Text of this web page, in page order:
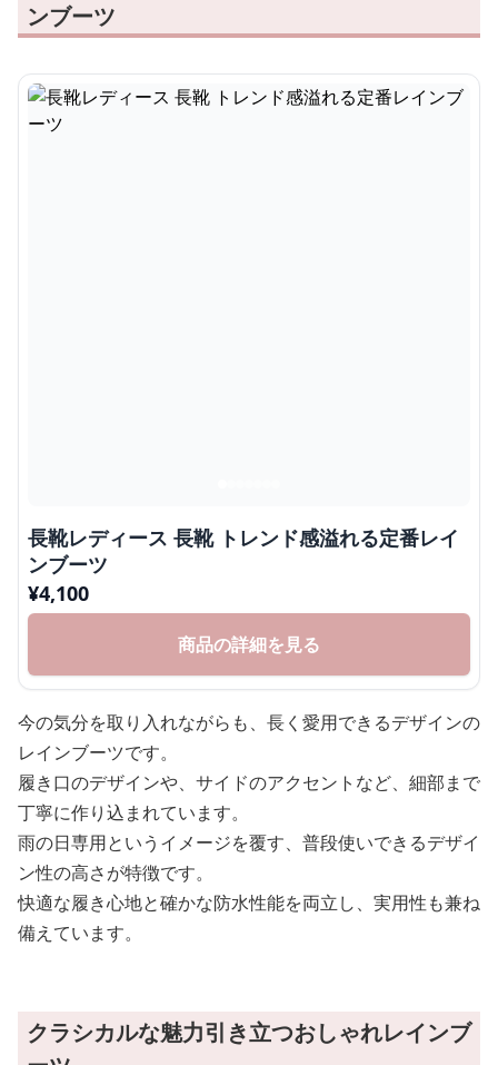
ンブーツ
長靴レディース 長靴 トレンド感溢れる定番レイ
ンブーツ
¥4,100
商品の詳細を見る
今の気分を取り入れながらも、長く愛用できるデザインの
レインブーツです。
履き口のデザインや、サイドのアクセントなど、細部まで
丁寧に作り込まれています。
雨の日専用というイメージを覆す、普段使いできるデザイ
ン性の高さが特徴です。
快適な履き心地と確かな防水性能を両立し、実用性も兼ね
備えています。
クラシカルな魅力引き立つおしゃれレインブ